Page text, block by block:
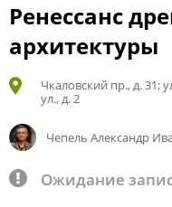
Ренессанс
архитектуры
Чкаловский пр., д. 31;
ул., д. 2
Чепель Александр
Ожидание